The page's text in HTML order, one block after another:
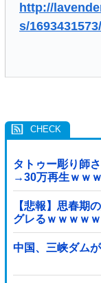
http://
s/1693431573/
タトゥー彫り師
→30万再生ｗｗ
【悲報】思春期
グレるｗｗｗｗ
中国、三峡ダム